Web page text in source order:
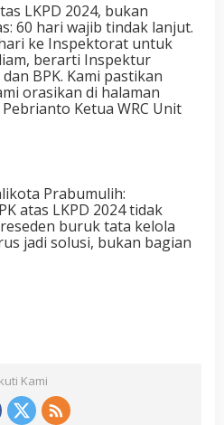
LKPD 2024, bukan
60 hari wajib tindak lanjut.
ke Inspektorat untuk
berarti Inspektur
BPK. Kami pastikan
orasikan di halaman
Ketua WRC Unit
Prabumulih:
atas LKPD 2024 tidak
buruk tata kelola
jadi solusi, bukan bagian
Kami